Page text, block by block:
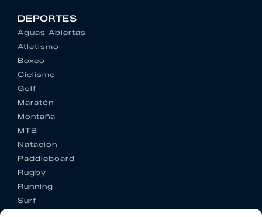
DEPORTES
Aguas Abiertas
Atletismo
Boxeo
Ciclismo
Golf
Maratón
Montaña
MTB
Natación
Paddleboard
Rugby
Running
Surf